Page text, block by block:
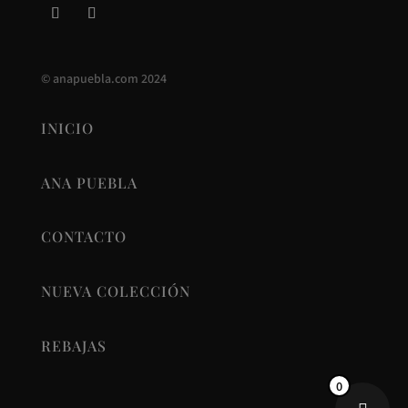
© anapuebla.com 2024
INICIO
ANA PUEBLA
CONTACTO
NUEVA COLECCIÓN
REBAJAS
0